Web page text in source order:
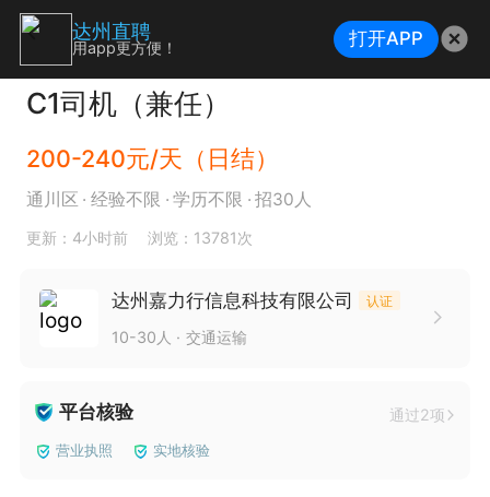
C1司机（兼任）
200-240元/天（日结）
通川区 经验不限 学历不限 招30人
更新：4小时前 浏览：13781次
达州嘉力行信息科技有限公司 认证
10-30人 交通运输
平台核验 通过2项
营业执照 实地核验
达州直聘
用app更方便！ 打开APP